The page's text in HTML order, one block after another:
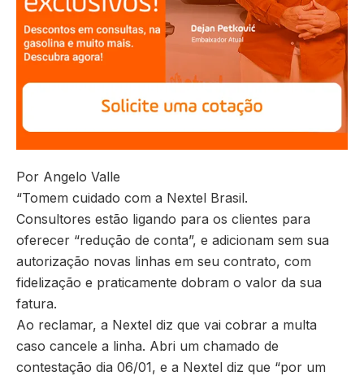
Por Angelo Valle
“Tomem cuidado com a Nextel Brasil.
Consultores estão ligando para os clientes para
oferecer “redução de conta”, e adicionam sem sua
autorização novas linhas em seu contrato, com
fidelização e praticamente dobram o valor da sua
fatura.
Ao reclamar, a Nextel diz que vai cobrar a multa
caso cancele a linha. Abri um chamado de
contestação dia 06/01, e a Nextel diz que “por um